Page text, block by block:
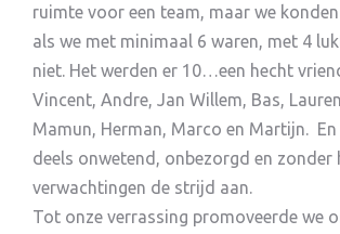
ruimte voor een team, maar we
als we met minimaal 6 waren, met 4
niet. Het werden er 10…een hecht
Vincent, Andre, Jan Willem, Bas,
Mamun, Herman, Marco en Martijn.
deels onwetend, onbezorgd en zonder
verwachtingen de strijd aan.
Tot onze verrassing promoveerde we